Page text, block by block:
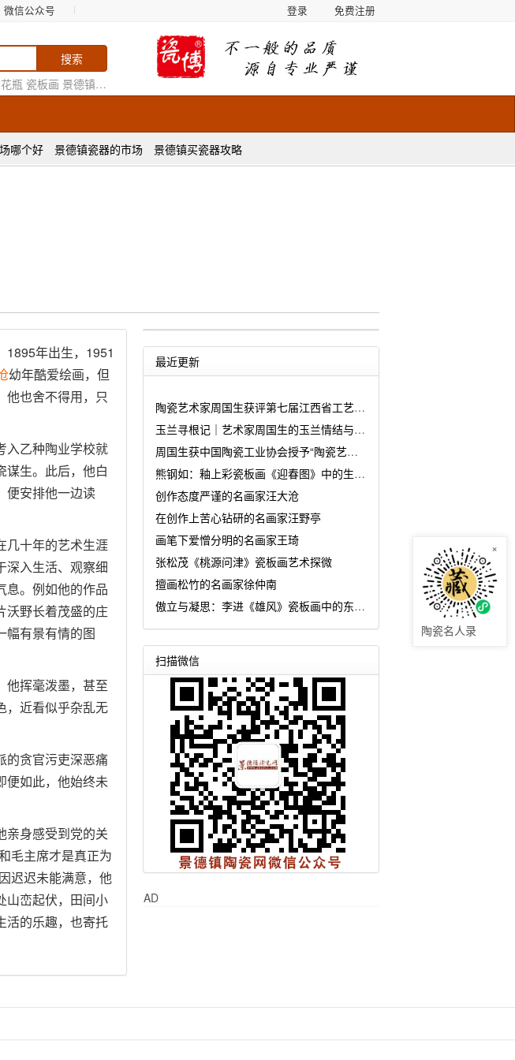
微信公众号 登录 免费注册
瓶 瓷板画 景德镇花瓶厂家
哪个好 景德镇瓷器的市场 景德镇买瓷器攻略
×
陶瓷名人录
1895年出生，1951
幼年酷爱绘画，但
他也舍不得用，只
入乙种陶业学校就
谋生。此后，他白
便安排他一边读
几十年的艺术生涯
深入生活、观察细
息。例如他的作品
沃野长着茂盛的庄
幅有景有情的图
挥毫泼墨，甚至
，近看似乎杂乱无
的贪官污吏深恶痛
便如此，他始终未
亲身感受到党的关
毛主席才是真正为
迟迟未能满意，他
山峦起伏，田间小
活的乐趣，也寄托
最近更新
陶瓷艺术家周国生获评第七届江西省工艺美术大师
玉兰寻根记｜艺术家周国生的玉兰情结与匠心坚守
周国生获中国陶瓷工业协会授予“陶瓷艺术大师传承创新工作室”
熊钢如：釉上彩瓷板画《迎春图》中的生命诗学
创作态度严谨的名画家汪大沧
在创作上苦心钻研的名画家汪野亭
画笔下爱憎分明的名画家王琦
张松茂《桃源问津》瓷板画艺术探微
擅画松竹的名画家徐仲南
傲立与凝思：李进《雄风》瓷板画中的东方哲思
扫描微信
AD